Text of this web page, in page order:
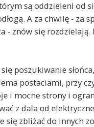
są oddzieleni od
A za chwilę - za
- znów się rozdzielają.
poszukiwanie
postaciami, przy
i mocne strony i
z dala od
się zbliżać do innych